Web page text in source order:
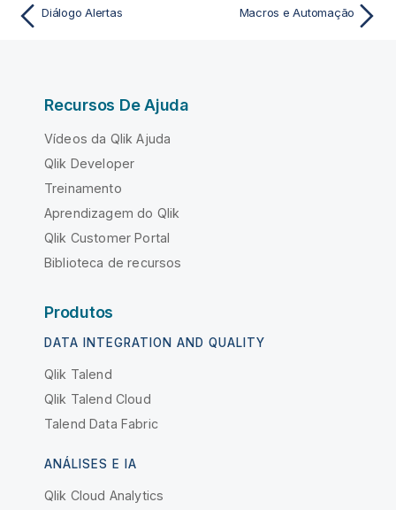
Diálogo Alertas Macros e Automação
Recursos De Ajuda
Vídeos da Qlik Ajuda
Qlik Developer
Treinamento
Aprendizagem do Qlik
Qlik Customer Portal
Biblioteca de recursos
Produtos
DATA INTEGRATION AND QUALITY
Qlik Talend
Qlik Talend Cloud
Talend Data Fabric
ANÁLISES E IA
Qlik Cloud Analytics